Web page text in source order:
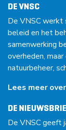
DE VNSC
De VNSC werkt
beleid en het
samenwerking
overheden,
natuurbeheer,
Lees meer
DE
De VNSC geeft